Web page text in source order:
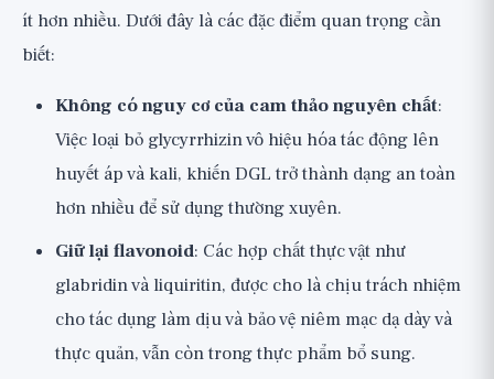
ít hơn nhiều. Dưới đây là các đặc điểm quan trọng cần
biết:
Không có nguy cơ của cam thảo nguyên chất:
Việc loại bỏ glycyrrhizin vô hiệu hóa tác động lên
huyết áp và kali, khiến DGL trở thành dạng an toàn
hơn nhiều để sử dụng thường xuyên.
Giữ lại flavonoid: Các hợp chất thực vật như
glabridin và liquiritin, được cho là chịu trách nhiệm
cho tác dụng làm dịu và bảo vệ niêm mạc dạ dày và
thực quản, vẫn còn trong thực phẩm bổ sung.